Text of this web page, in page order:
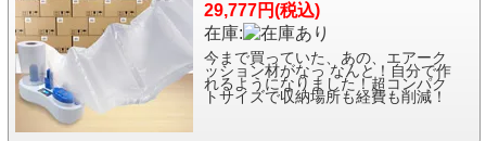
29,777円(税込)
在庫:
今まで買っていた、あの、エアーク
ッション材がなっ なんと！自分で作
れるようになりました！超コンパク
トサイズで収納場所も経費も削減！